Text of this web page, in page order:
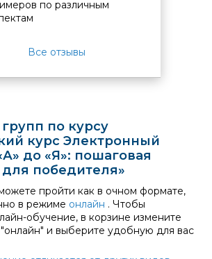
об электронных аукционах станут
при изучении комплексной
для подготовки
будет достаточно для успешной и
на предприятиях крупного,
бизнеса.
расширяется!
заказы — единственная
для многих компаний в
Но чтобы получить эти заказы,
знать все тонкости и
по различным
Все отзывы
по курсу
курс Электронный
до «Я»: пошаговая
победителя»
пройти как в очном формате,
в режиме онлайн . Чтобы
обучение, в корзине измените
и выберите удобную для вас